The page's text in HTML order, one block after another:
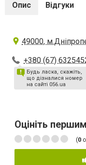
Опис Відгуки
49000,
+380 (67)
Будь ласка, скажіть,
що дізналися номер
на сайті 056.ua
Оцініть першим
(0